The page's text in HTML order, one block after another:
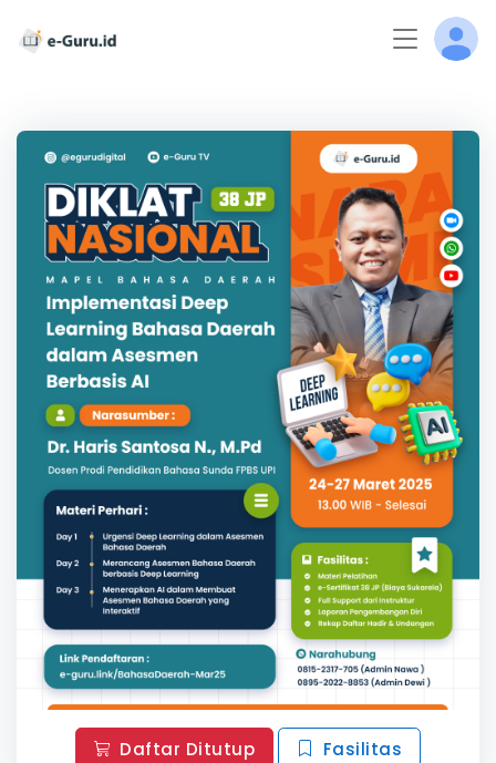
Daftar Ditutup Fasilitas